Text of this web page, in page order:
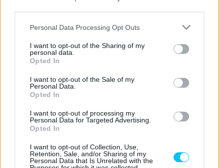
Please note that this website/app uses one or more Google
not limited to your visit or usage behaviour. You may click to
grant or deny consent to Google and its third-party tags to
use your data for below specified purposes in below Google
consent section.
Personal Data Processing Opt Outs
I want to opt-out of the Sharing of my
personal data.
Opted In
I want to opt-out of the Sale of my
Personal Data.
Opted In
I want to opt-out of processing my
Personal Data for Targeted Advertising.
Opted In
I want to opt-out of Collection, Use,
Retention, Sale, and/or Sharing of my
Personal Data that Is Unrelated with the